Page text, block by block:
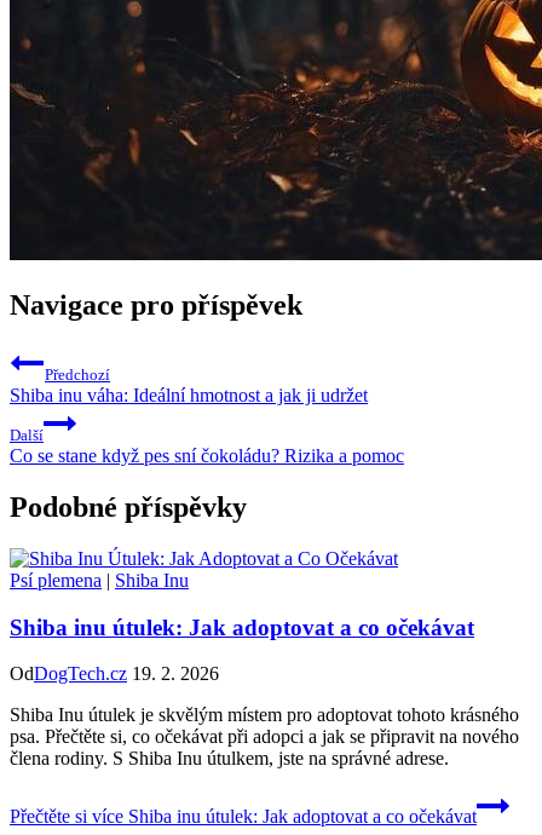
Navigace pro příspěvek
Předchozí
Shiba inu váha: Ideální hmotnost a jak ji udržet
Další
Co se stane když pes sní čokoládu? Rizika a pomoc
Podobné příspěvky
Psí plemena | Shiba Inu
Shiba inu útulek: Jak adoptovat a co očekávat
OdDogTech.cz 19. 2. 2026
Shiba Inu útulek je skvělým místem pro adoptovat tohoto krásného
psa. Přečtěte si, co očekávat při adopci a jak se připravit na nového
člena rodiny. S Shiba Inu útulkem, jste na správné adrese.
Přečtěte si více Shiba inu útulek: Jak adoptovat a co očekávat